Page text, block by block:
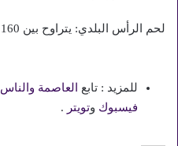
لحم الرأس البلدي: يتراوح بين 160 و170 جنيهاً للكيلو.
للمزيد : تابع العاصمة والناس
فيسبوك وتويتر .